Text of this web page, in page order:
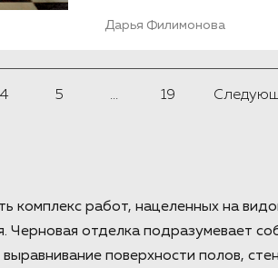
Дарья Филимонова
4 5 ... 19
комплекс работ, нацеленных на
Черновая отделка подразумевает
поверхности полов,